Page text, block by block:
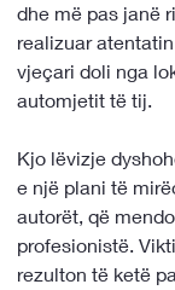
dhe më pas janë
realizuar
vjeçari doli nga
automjetit të tij.
Kjo lëvizje
e një plani të
autorët, që
profesionistë.
rezulton të ketë